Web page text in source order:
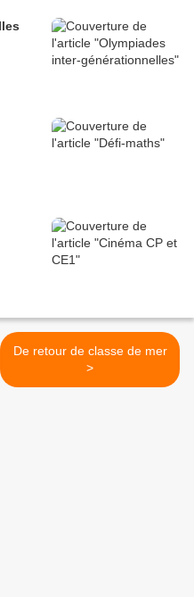
De retour de classe de mer
>